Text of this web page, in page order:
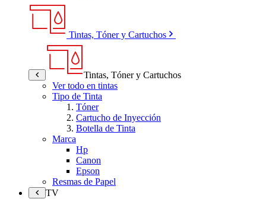
Tintas, Tóner y Cartuchos
Tintas, Tóner y Cartuchos
Ver todo en tintas
Tipo de Tinta
Tóner
Cartucho de Inyección
Botella de Tinta
Marca
Hp
Canon
Epson
Resmas de Papel
TV